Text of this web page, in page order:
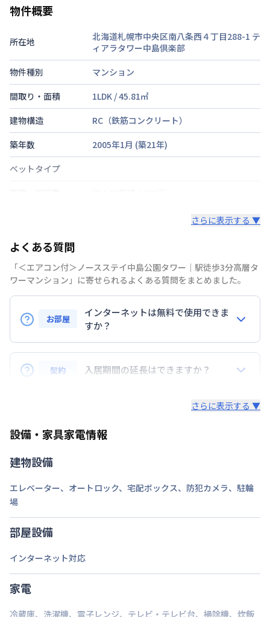
物件概要
所在地 北海道札幌市中央区南八条西４丁目288-1 テ
ィアラタワー中島倶楽部
物件種別
マンション
間取り・面積
1LDK /45.81㎡
建物構造
RC（鉄筋コンクリート）
築年数
2005年1月 (築21年)
ベットタイプ
部屋の向き
禁煙・喫煙
交通
札幌市南北線すすきの駅徒歩10分
駐車場
さらに表示する ▼
よくある質問
「＜エアコン付＞ノースステイ中島公園タワー｜駅徒歩3分高層タ
ワーマンション」に寄せられるよくある質問をまとめました。
お部屋
インターネットは無料で使用できま
すか？
はい、当社が管理するマンスリーマンションでは、全
物件でインターネット（Wi-Fi）を無料でご利用いた
だけます。ご入居後、すぐに接続できる環境が整って
ん。テレワークや動画視聴、オンライン授業など、幅
をご提供しています。
契約 入居期間の延長はできますか？
れば、空室状況に応じてご延長の再契約が可能です。
さらに表示する ▼
設備・家具家電情報
建物設備
エレベーター、 オートロック、 宅配ボックス、 防犯カメラ、 駐輪
場
部屋設備
インターネット対応
家電
冷蔵庫、 洗濯機、 電子レンジ、 テレビ・テレビ台、 掃除機、 炊飯